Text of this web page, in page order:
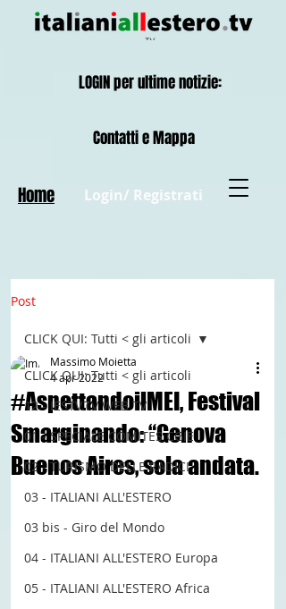
Login/ Registrati
Contatti e Mappa
Home
LOGIN per ultime notizie:
Post
CLICK QUI: Tutti < gli articoli
12 - IESTV.TV WEB TV
01 - SPECIALE COMITES CGIE
02 - TURISMO DELLE RADICI
03 - ITALIANI ALL'ESTERO
03 bis - Giro del Mondo
04 - ITALIANI ALL'ESTERO Europa
05 - ITALIANI ALL'ESTERO Africa
CLICK QUI: Tutti < gli articoli
#AspettandoilMEI, Festival
Smarginando: “Genova
Buenos Aires, sola andata.
Massimo Moietta
4 apr 2022